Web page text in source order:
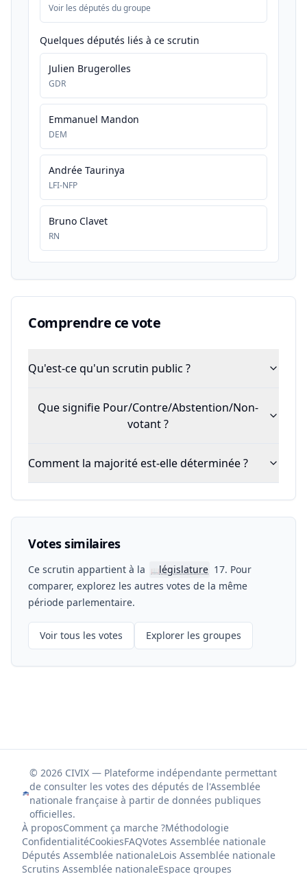
Voir les députés du groupe
Quelques députés liés à ce scrutin
Julien Brugerolles
GDR
Emmanuel Mandon
DEM
Andrée Taurinya
LFI-NFP
Bruno Clavet
RN
Comprendre ce vote
Qu'est-ce qu'un scrutin public ?
Que signifie Pour/Contre/Abstention/Non-
votant ?
Comment la majorité est-elle déterminée ?
Votes similaires
Ce scrutin appartient à la 📖législature 17. Pour
comparer, explorez les autres votes de la même
période parlementaire.
Voir tous les votes Explorer les groupes
© 2026 CIVIX — Plateforme indépendante permettant
de consulter les votes des députés de l'Assemblée
nationale française à partir de données publiques
officielles.
À proposComment ça marche ?Méthodologie
ConfidentialitéCookiesFAQVotes Assemblée nationale
Députés Assemblée nationaleLois Assemblée nationale
Scrutins Assemblée nationaleEspace groupes